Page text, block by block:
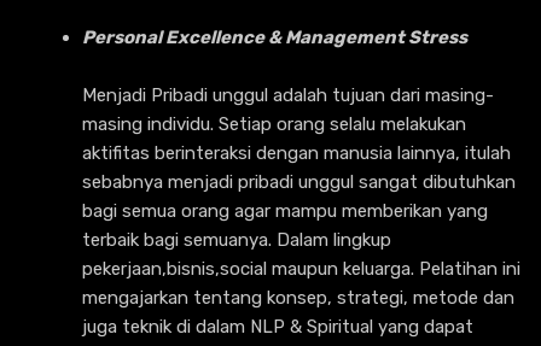
Personal Excellence & Management Stress
Menjadi Pribadi unggul adalah tujuan dari masing-
masing individu. Setiap orang selalu melakukan
aktifitas berinteraksi dengan manusia lainnya, itulah
sebabnya menjadi pribadi unggul sangat dibutuhkan
bagi semua orang agar mampu memberikan yang
terbaik bagi semuanya. Dalam lingkup
pekerjaan,bisnis,social maupun keluarga. Pelatihan ini
mengajarkan tentang konsep, strategi, metode dan
juga teknik di dalam NLP & Spiritual yang dapat